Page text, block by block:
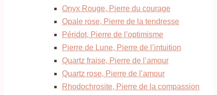
Onyx Rouge, Pierre du courage
Opale rose, Pierre de la tendresse
Péridot, Pierre de l’optimisme
Pierre de Lune, Pierre de l’intuition
Quartz fraise, Pierre de l’amour
Quartz rose, Pierre de l’amour
Rhodochrosite, Pierre de la compassion